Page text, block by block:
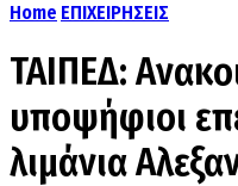
Home ΕΠΙΧΕΙΡΗΣΕΙΣ
ΤΑΙΠΕΔ:
υποψήφιοι
λιμάνια